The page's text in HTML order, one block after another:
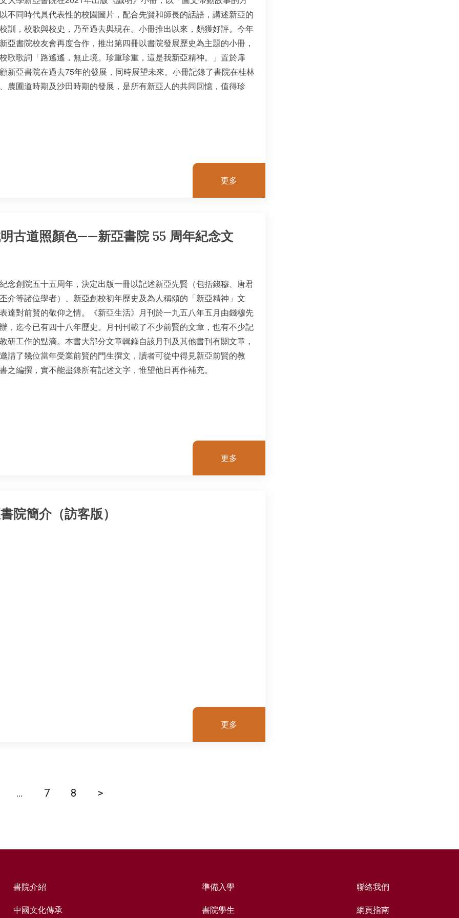
不同時代具代表性的校園圖片，配合先賢和師長的話語，講述新亞的
訓，校歌與校史，乃至過去與現在。小冊推出以來，頗獲好評。今年
亞書院校友會再度合作，推出第四冊以書院發展歷史為主題的小冊，
歌歌詞「路遙遙，無止境。珍重珍重，這是我新亞精神。」置於扉
新亞書院在過去75年的發展，同時展望未來。小冊記錄了書院在桂林
農圃道時期及沙田時期的發展，是所有新亞人的共同回憶，值得珍
更多
古道照顏色——新亞書院 55 周年紀念文
念創院五十五周年，決定出版一冊以記述新亞先賢（包括錢穆、唐君
介等諸位學者）、新亞創校初年歷史及為人稱頌的「新亞精神」文
達對前賢的敬仰之情。《新亞生活》月刊於一九五八年五月由錢穆先
，迄今已有四十八年歷史。月刊刊載了不少前賢的文章，也有不少記
研工作的點滴。本書大部分文章輯錄自該月刊及其他書刊有關文章，
請了幾位當年受業前賢的門生撰文，讀者可從中得見新亞前賢的教
之編撰，實不能盡錄所有記述文字，惟望他日再作補充。
更多
院簡介（訪客版）
更多
... 7 8 >
書院介紹
中國文化傳承
準備入學
書院學生
聯絡我們
網頁指南